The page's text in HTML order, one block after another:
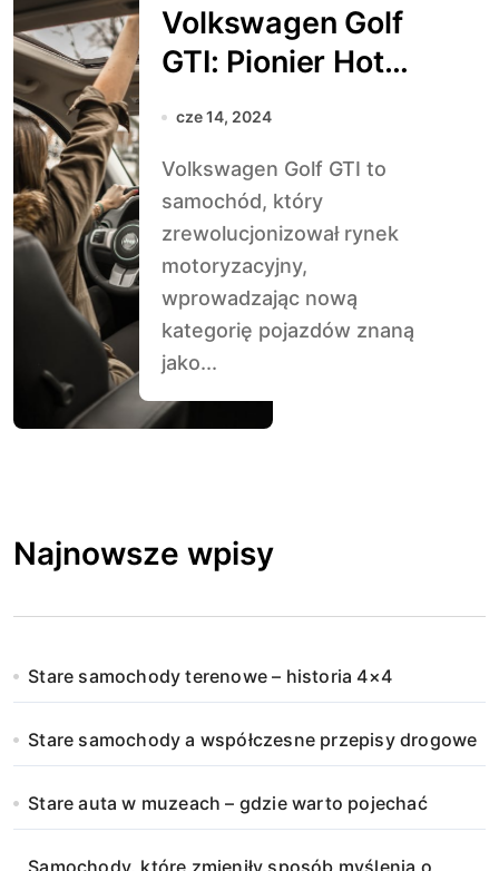
Volkswagen Golf
GTI: Pionier Hot
Hatchy
cze 14, 2024
Volkswagen Golf GTI to
samochód, który
zrewolucjonizował rynek
motoryzacyjny,
wprowadzając nową
kategorię pojazdów znaną
jako...
Najnowsze wpisy
Stare samochody terenowe – historia 4×4
Stare samochody a współczesne przepisy drogowe
Stare auta w muzeach – gdzie warto pojechać
Samochody, które zmieniły sposób myślenia o